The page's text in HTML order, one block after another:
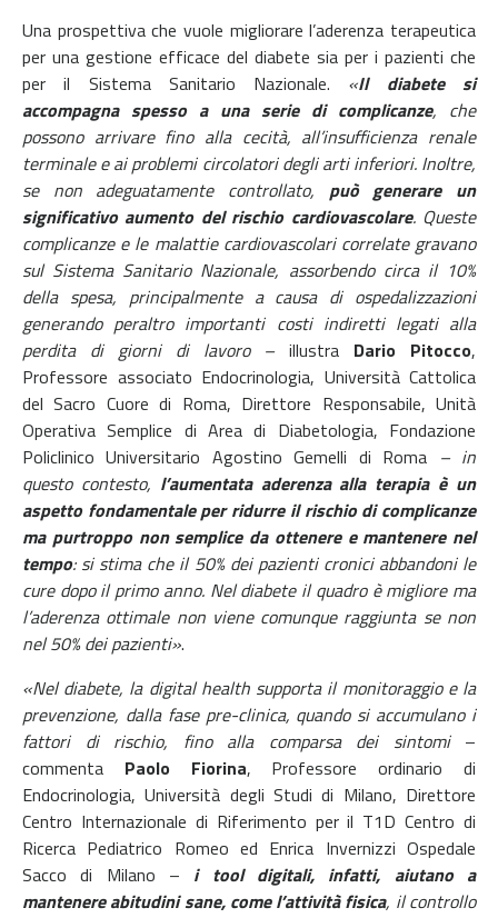
Una prospettiva che vuole migliorare l’aderenza terapeutica
per una gestione efficace del diabete sia per i pazienti che
per il Sistema Sanitario Nazionale. «Il diabete si
accompagna spesso a una serie di complicanze, che
possono arrivare fino alla cecità, all’insufficienza renale
terminale e ai problemi circolatori degli arti inferiori. Inoltre,
se non adeguatamente controllato, può generare un
significativo aumento del rischio cardiovascolare. Queste
complicanze e le malattie cardiovascolari correlate gravano
sul Sistema Sanitario Nazionale, assorbendo circa il 10%
della spesa, principalmente a causa di ospedalizzazioni
generando peraltro importanti costi indiretti legati alla
perdita di giorni di lavoro –illustra Dario Pitocco,
Professore associato Endocrinologia, Università Cattolica
del Sacro Cuore di Roma, Direttore Responsabile, Unità
Operativa Semplice di Area di Diabetologia, Fondazione
Policlinico Universitario Agostino Gemelli di Roma – in
questo contesto, l’aumentata aderenza alla terapia è un
aspetto fondamentale per ridurre il rischio di complicanze
ma purtroppo non semplice da ottenere e mantenere nel
tempo: si stima che il 50% dei pazienti cronici abbandoni le
cure dopo il primo anno. Nel diabete il quadro è migliore ma
l’aderenza ottimale non viene comunque raggiunta se non
nel 50% dei pazienti».
«Nel diabete, la digital health supporta il monitoraggio e la
prevenzione, dalla fase pre-clinica, quando si accumulano i
fattori di rischio, fino alla comparsa dei sintomi–
commenta Paolo Fiorina, Professore ordinario di
Endocrinologia, Università degli Studi di Milano, Direttore
Centro Internazionale di Riferimento per il T1D Centro di
Ricerca Pediatrico Romeo ed Enrica Invernizzi Ospedale
Sacco di Milano – i tool digitali, infatti, aiutano a
mantenere abitudini sane, come l’attività fisica, il controllo